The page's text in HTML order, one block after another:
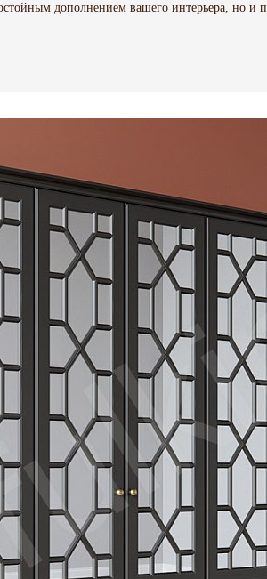
дополнением вашего интерьера, но и